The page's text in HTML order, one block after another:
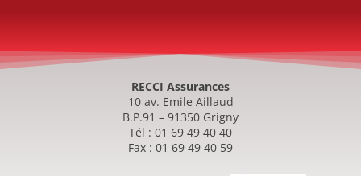
RECCI Assurances
10 av. Emile Aillaud
B.P.91 – 91350 Grigny
Tél : 01 69 49 40 40
Fax : 01 69 49 40 59